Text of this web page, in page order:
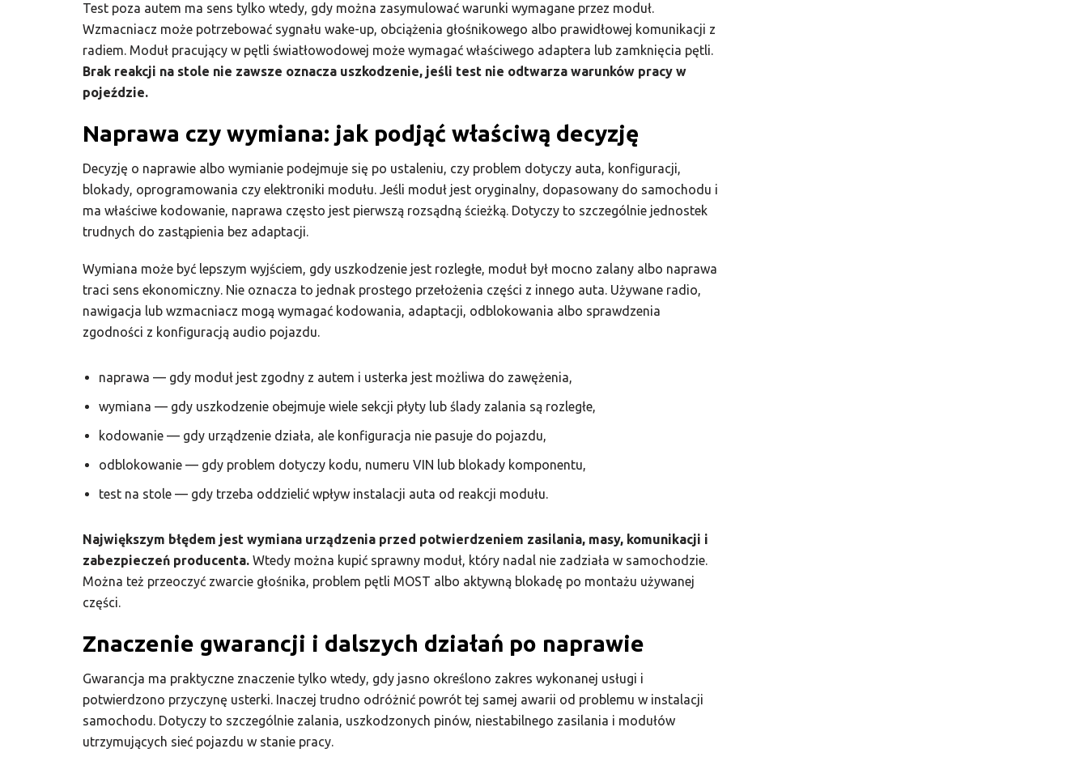
Test poza autem ma sens tylko wtedy, gdy można zasymulować warunki wymagane przez moduł.
Wzmacniacz może potrzebować sygnału wake-up, obciążenia głośnikowego albo prawidłowej komunikacji z
radiem. Moduł pracujący w pętli światłowodowej może wymagać właściwego adaptera lub zamknięcia pętli.
Brak reakcji na stole nie zawsze oznacza uszkodzenie, jeśli test nie odtwarza warunków pracy w
pojeździe.
Naprawa czy wymiana: jak podjąć właściwą decyzję
Decyzję o naprawie albo wymianie podejmuje się po ustaleniu, czy problem dotyczy auta, konfiguracji,
blokady, oprogramowania czy elektroniki modułu. Jeśli moduł jest oryginalny, dopasowany do samochodu i
ma właściwe kodowanie, naprawa często jest pierwszą rozsądną ścieżką. Dotyczy to szczególnie jednostek
trudnych do zastąpienia bez adaptacji.
Wymiana może być lepszym wyjściem, gdy uszkodzenie jest rozległe, moduł był mocno zalany albo naprawa
traci sens ekonomiczny. Nie oznacza to jednak prostego przełożenia części z innego auta. Używane radio,
nawigacja lub wzmacniacz mogą wymagać kodowania, adaptacji, odblokowania albo sprawdzenia
zgodności z konfiguracją audio pojazdu.
naprawa — gdy moduł jest zgodny z autem i usterka jest możliwa do zawężenia,
wymiana — gdy uszkodzenie obejmuje wiele sekcji płyty lub ślady zalania są rozległe,
kodowanie — gdy urządzenie działa, ale konfiguracja nie pasuje do pojazdu,
odblokowanie — gdy problem dotyczy kodu, numeru VIN lub blokady komponentu,
test na stole — gdy trzeba oddzielić wpływ instalacji auta od reakcji modułu.
Największym błędem jest wymiana urządzenia przed potwierdzeniem zasilania, masy, komunikacji i
zabezpieczeń producenta. Wtedy można kupić sprawny moduł, który nadal nie zadziała w samochodzie.
Można też przeoczyć zwarcie głośnika, problem pętli MOST albo aktywną blokadę po montażu używanej
części.
Znaczenie gwarancji i dalszych działań po naprawie
Gwarancja ma praktyczne znaczenie tylko wtedy, gdy jasno określono zakres wykonanej usługi i
potwierdzono przyczynę usterki. Inaczej trudno odróżnić powrót tej samej awarii od problemu w instalacji
samochodu. Dotyczy to szczególnie zalania, uszkodzonych pinów, niestabilnego zasilania i modułów
utrzymujących sieć pojazdu w stanie pracy.